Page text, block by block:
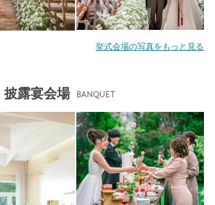
挙式会場の写真をもっと見る
披露宴会場 BANQUET